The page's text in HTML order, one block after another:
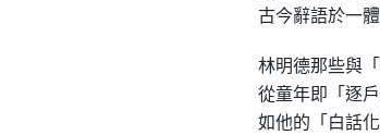
古今辭語於一
林明德那些與
從童年即「逐
如他的「白話